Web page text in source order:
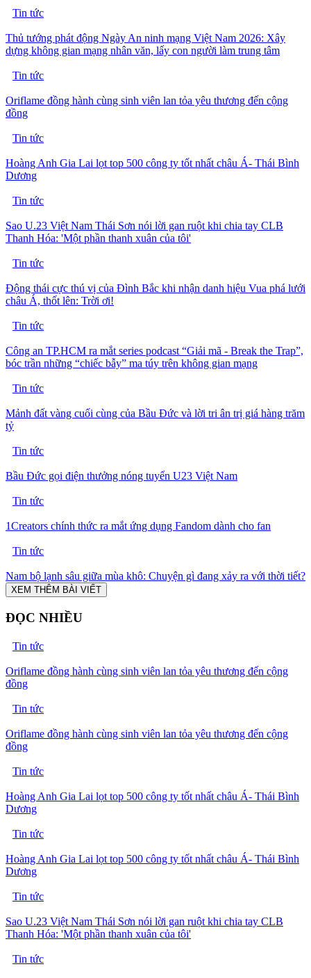
Tin tức
Thủ tướng phát động Ngày An ninh mạng Việt Nam 2026: Xây
dựng không gian mạng nhân văn, lấy con người làm trung tâm
Tin tức
Oriflame đồng hành cùng sinh viên lan tỏa yêu thương đến cộng
đồng
Tin tức
Hoàng Anh Gia Lai lọt top 500 công ty tốt nhất châu Á- Thái Bình
Dương
Tin tức
Sao U.23 Việt Nam Thái Sơn nói lời gan ruột khi chia tay CLB
Thanh Hóa: 'Một phần thanh xuân của tôi'
Tin tức
Động thái cực thú vị của Đình Bắc khi nhận danh hiệu Vua phá lưới
châu Á, thốt lên: Trời ơi!
Tin tức
Công an TP.HCM ra mắt series podcast “Giải mã - Break the Trap”,
bóc trần những “chiếc bẫy” ma túy trên không gian mạng
Tin tức
Mảnh đất vàng cuối cùng của Bầu Đức và lời tri ân trị giá hàng trăm
tỷ
Tin tức
Bầu Đức gọi điện thưởng nóng tuyển U23 Việt Nam
Tin tức
1Creators chính thức ra mắt ứng dụng Fandom dành cho fan
Tin tức
Nam bộ lạnh sâu giữa mùa khô: Chuyện gì đang xảy ra với thời tiết?
XEM THÊM BÀI VIẾT
ĐỌC NHIỀU
Tin tức
Oriflame đồng hành cùng sinh viên lan tỏa yêu thương đến cộng
đồng
Tin tức
Oriflame đồng hành cùng sinh viên lan tỏa yêu thương đến cộng
đồng
Tin tức
Hoàng Anh Gia Lai lọt top 500 công ty tốt nhất châu Á- Thái Bình
Dương
Tin tức
Hoàng Anh Gia Lai lọt top 500 công ty tốt nhất châu Á- Thái Bình
Dương
Tin tức
Sao U.23 Việt Nam Thái Sơn nói lời gan ruột khi chia tay CLB
Thanh Hóa: 'Một phần thanh xuân của tôi'
Tin tức